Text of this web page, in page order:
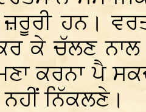
ਹਨ।
ਕੇ ਚੱਲਣ
ਕਰਨਾ ਪੈ
ਨਿੱਕਲਣੇ।